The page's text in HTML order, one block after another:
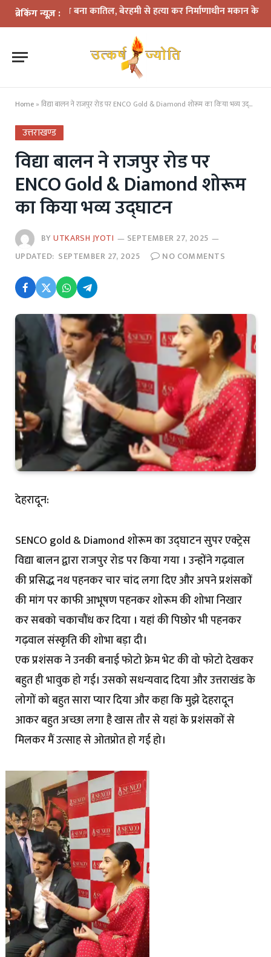
ब्रेकिंग न्यूज़ :
दोस्त बना कातिल, बेरहमी से हत्या कर निर्माणाधीन मकान के पास फेंका शव
Home » विद्या बालन ने राजपुर रोड पर ENCO Gold & Diamond शोरूम का किया भव्य उद्घाटन
उत्तराखण्ड
विद्या बालन ने राजपुर रोड पर
ENCO Gold & Diamond शोरूम
का किया भव्य उद्घाटन
BYUTKARSH JYOTI
SEPTEMBER 27, 2025
UPDATED: SEPTEMBER 27, 2025 NO COMMENTS
देहरादून:
SENCO gold & Diamond शोरूम का उद्घाटन सुपर एक्ट्रेस
विद्या बालन द्वारा राजपुर रोड पर किया गया । उन्होंने गढ़वाल
की प्रसिद्ध नथ पहनकर चार चांद लगा दिए और अपने प्रशंसकों
की मांग पर काफी आभूषण पहनकर शोरूम की शोभा निखार
कर सबको चकाचौंध कर दिया । यहां की पिछोर भी पहनकर
गढ़वाल संस्कृति की शोभा बड़ा दी।
एक प्रशंसक ने उनकी बनाई फोटो फ्रेम भेट की वो फोटो देखकर
बहुत ही भावुक हो गई। उसको सधन्यवाद दिया और उत्तराखंड के
लोगों को बहुत सारा प्यार दिया और कहा कि मुझे देहरादून
आकर बहुत अच्छा लगा है खास तौर से यहां के प्रशंसकों से
मिलकर मैं उत्साह से ओतप्रोत हो गई हो।